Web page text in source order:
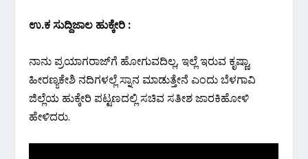
ಉ.ಕ ಸುದ್ದಿಜಾಲ ಹುಕ್ಕೇರಿ :
ನಾನು ಪ್ರಯಾಗರಾಜ್‌ಗೆ ಹೋಗುವದಿಲ್ಲ, ಇಲ್ಲೆ ಇರುವ ಕೃಷ್ಣಾ,
ಹೀರಣ್ಯಕೇಶಿ ನದಿಗಳಲ್ಲೆ ಸ್ನಾನ ಮಾಡುತ್ತೇನೆ ಎಂದು ಬೆಳಗಾವಿ
ಜಿಲ್ಲೆಯ ಹುಕ್ಕೇರಿ ಪಟ್ಟಣದಲ್ಲಿ ಸಚಿವ ಸತೀಶ ಜಾರಕಿಹೋಳಿ
ಹೇಳಿದರು.